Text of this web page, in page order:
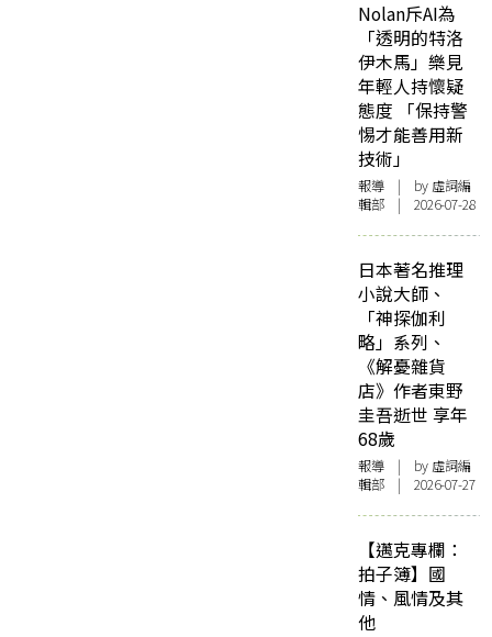
Nolan斥AI為
「透明的特洛
伊木馬」樂見
年輕人持懷疑
態度 「保持警
惕才能善用新
技術」
報導 | by 虛詞編
輯部 | 2026-07-28
日本著名推理
小說大師、
「神探伽利
略」系列、
《解憂雜貨
店》作者東野
圭吾逝世 享年
68歲
報導 | by 虛詞編
輯部 | 2026-07-27
【邁克專欄：
拍子簿】國
情、風情及其
他